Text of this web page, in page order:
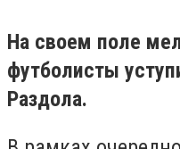
На своем поле
футболисты
Раздола.